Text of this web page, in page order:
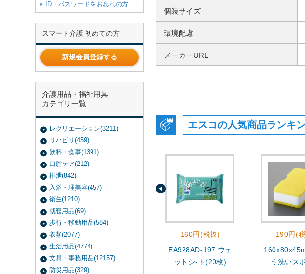
ID・パスワードをお忘れの方
スマート介護 初めての方
新規会員登録する
介護用品・福祉用具
カテゴリ一覧
レクリエーション(3211)
リハビリ(459)
飲料・食事(1391)
口腔ケア(212)
排泄(842)
入浴・理美容(457)
衛生(1210)
就寝用品(69)
歩行・移動用品(584)
衣類(2077)
生活用品(4774)
文具・事務用品(12157)
防災用品(329)
個装サイズ
環境配慮
メーカーURL
エスコの人気商品ランキ
160円(税抜)
EA928AD-197 ウェ
ットシ-ト(20枚)
190円(
う洗いス